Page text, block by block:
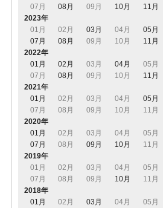
07月
08月 09月 10月 11月
2023年
01月
02月 03月 04月 05月
07月
08月 09月 10月 11月
2022年
01月
02月 03月 04月 05月
07月
08月 09月 10月 11月
2021年
01月
02月 03月 04月 05月
07月
08月 09月 10月 11月
2020年
01月
02月 03月 04月 05月
07月
08月 09月 10月 11月
2019年
01月
02月 03月 04月 05月
07月
08月 09月 10月 11月
2018年
01月
02月 03月 04月 05月